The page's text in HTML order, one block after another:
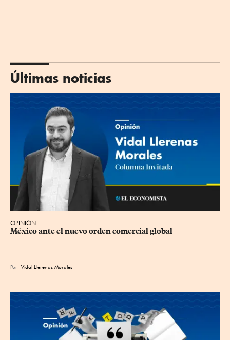
Últimas noticias
OPINIÓN
México ante el nuevo orden comercial global
Por Vidal Llerenas Morales